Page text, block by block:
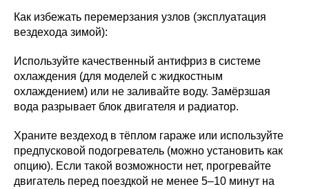
Как избежать перемерзания узлов (эксплуатация
вездехода зимой):
Используйте качественный антифриз в системе
охлаждения (для моделей с жидкостным
охлаждением) или не заливайте воду. Замёрзшая
вода разрывает блок двигателя и радиатор.
Храните вездеход в тёплом гараже или используйте
предпусковой подогреватель (можно установить как
опцию). Если такой возможности нет, прогревайте
двигатель перед поездкой не менее 5–10 минут на